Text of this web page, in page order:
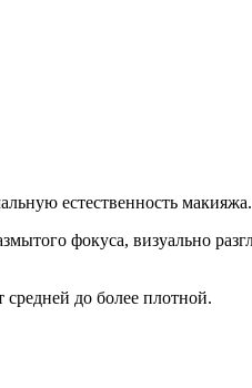
естественность макияжа.
фокуса, визуально
средней до более плотной.